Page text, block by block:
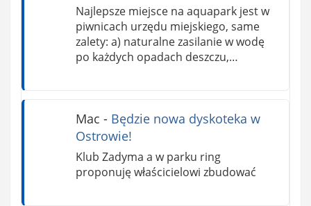
Najlepsze miejsce na aquapark jest w
piwnicach urzędu miejskiego, same
zalety: a) naturalne zasilanie w wodę
po każdych opadach deszczu,…
Mac - Będzie nowa dyskoteka w
Ostrowie!
Klub Zadyma a w parku ring
proponuję właścicielowi zbudować